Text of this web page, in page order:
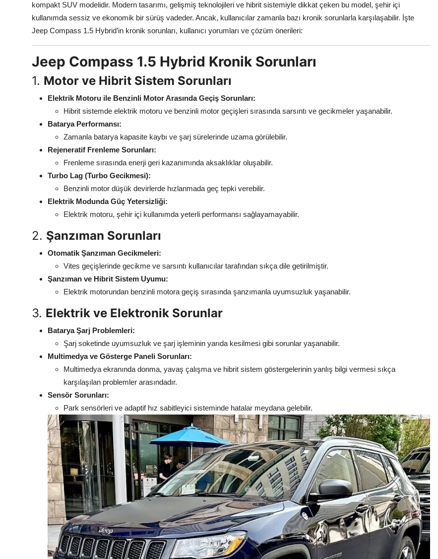
kompakt SUV modelidir. Modern tasarımı, gelişmiş teknolojileri ve hibrit sistemiyle dikkat çeken bu model, şehir içi
kullanımda sessiz ve ekonomik bir sürüş vadeder. Ancak, kullanıcılar zamanla bazı kronik sorunlarla karşılaşabilir. İşte
Jeep Compass 1.5 Hybrid’in kronik sorunları, kullanıcı yorumları ve çözüm önerileri:
Jeep Compass 1.5 Hybrid Kronik Sorunları
1. Motor ve Hibrit Sistem Sorunları
Elektrik Motoru ile Benzinli Motor Arasında Geçiş Sorunları:
Hibrit sistemde elektrik motoru ve benzinli motor geçişleri sırasında sarsıntı ve gecikmeler yaşanabilir.
Batarya Performansı:
Zamanla batarya kapasite kaybı ve şarj sürelerinde uzama görülebilir.
Rejeneratif Frenleme Sorunları:
Frenleme sırasında enerji geri kazanımında aksaklıklar oluşabilir.
Turbo Lag (Turbo Gecikmesi):
Benzinli motor düşük devirlerde hızlanmada geç tepki verebilir.
Elektrik Modunda Güç Yetersizliği:
Elektrik motoru, şehir içi kullanımda yeterli performansı sağlayamayabilir.
2. Şanzıman Sorunları
Otomatik Şanzıman Gecikmeleri:
Vites geçişlerinde gecikme ve sarsıntı kullanıcılar tarafından sıkça dile getirilmiştir.
Şanzıman ve Hibrit Sistem Uyumu:
Elektrik motorundan benzinli motora geçiş sırasında şanzımanla uyumsuzluk yaşanabilir.
3. Elektrik ve Elektronik Sorunlar
Batarya Şarj Problemleri:
Şarj soketinde uyumsuzluk ve şarj işleminin yarıda kesilmesi gibi sorunlar yaşanabilir.
Multimedya ve Gösterge Paneli Sorunları:
Multimedya ekranında donma, yavaş çalışma ve hibrit sistem göstergelerinin yanlış bilgi vermesi sıkça
karşılaşılan problemler arasındadır.
Sensör Sorunları:
Park sensörleri ve adaptif hız sabitleyici sisteminde hatalar meydana gelebilir.